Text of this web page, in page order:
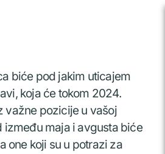
biće pod jakim uticajem
koja će tokom 2024.
važne pozicije u vašoj
između maja i avgusta biće
one koji su u potrazi za